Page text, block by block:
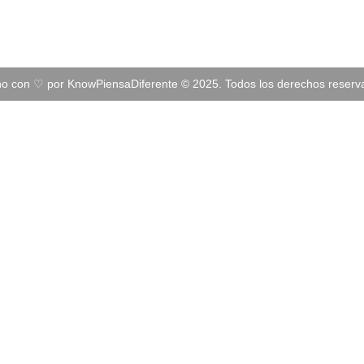
con ♡ por KnowPiensaDiferente ©︎ 2025. Todos los derechos